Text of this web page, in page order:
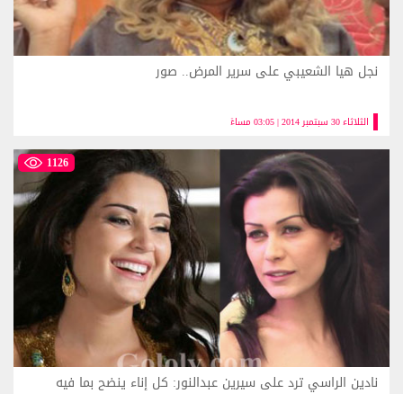
الثلاثاء 30 سبتمبر 2014 | 03:05 مساءً
نجل هيا الشعيبي على سرير المرض.. صور
1126
نادين الراسي ترد على سيرين عبدالنور: كل إناء ينضح بما فيه